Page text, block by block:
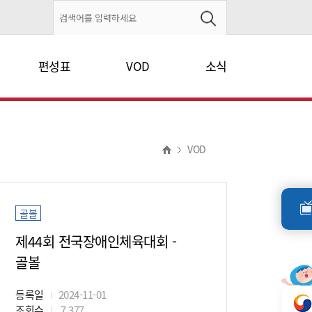
편성표 VOD 소식
VOD
골볼
제44회 전국장애인체육대회 -
골볼
등록일
2024-11-01